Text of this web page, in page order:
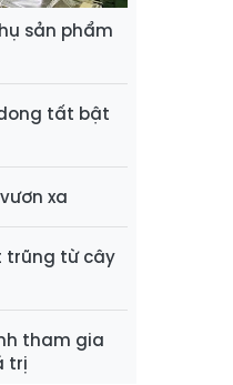
sản phẩm
tất bật
xa
trũng từ cây
tham gia
trị